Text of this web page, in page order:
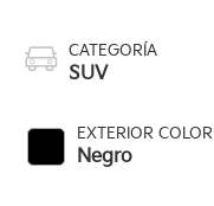
CATEGORÍA
SUV
EXTERIOR COLOR
Negro